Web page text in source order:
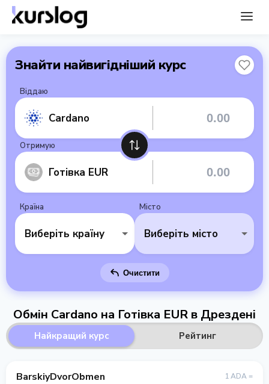
Знайти найвигідніший курс
Віддаю
Cardano
Отримую
Готівка EUR
Країна
Виберіть країну
Місто
Виберіть місто
Очистити
Обмін Cardano на Готівка EUR в Дрездені
Найкращий курс Рейтинг
BarskiyDvorObmen 1 ADA =